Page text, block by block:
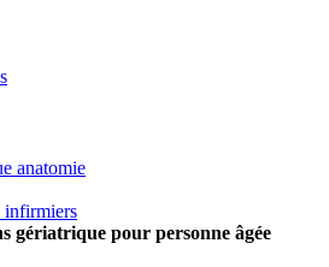
anatomie
infirmiers
gériatrique pour personne âgée